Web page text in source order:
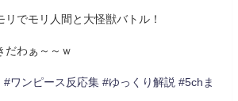
リでモリ人間と大怪獣バトル！
だわぁ～～ｗ
#ワンピース反応集 #ゆっくり解説 #5chま